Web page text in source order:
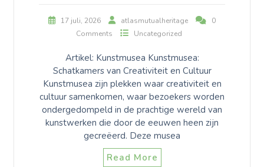
17 juli, 2026 atlasmutualheritage
0
Comments
Uncategorized
Artikel: Kunstmusea Kunstmusea:
Schatkamers van Creativiteit en Cultuur
Kunstmusea zijn plekken waar creativiteit en
cultuur samenkomen, waar bezoekers worden
ondergedompeld in de prachtige wereld van
kunstwerken die door de eeuwen heen zijn
gecreëerd. Deze musea
Read More